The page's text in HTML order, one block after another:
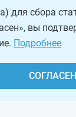
для сбора
вы
Подробнее
СОГЛАСЕН